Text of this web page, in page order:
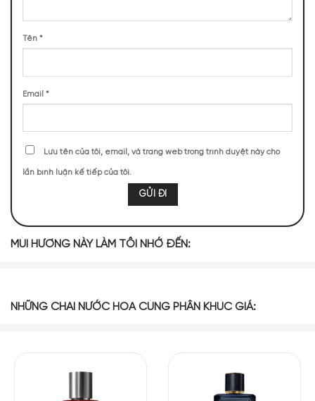
NHỮNG NOTE HƯƠNG THEO CẢM NHẬN
311 (6,00%) 297 (5,73%)
MIDDLE NOTES
Tên *
Email *
Lưu tên của tôi, email, và trang web trong trình duyệt này cho
lần bình luận kế tiếp của tôi.
MÙI HƯƠNG NÀY LÀM TÔI NHỚ ĐẾN:
NHỮNG CHAI NƯỚC HOA CÙNG PHÂN KHÚC GIÁ: